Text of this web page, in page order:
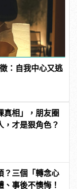
：自我中心又逃
真相」，朋友圈
，才是狠角色？
？三個「轉念心
事後不懊悔！